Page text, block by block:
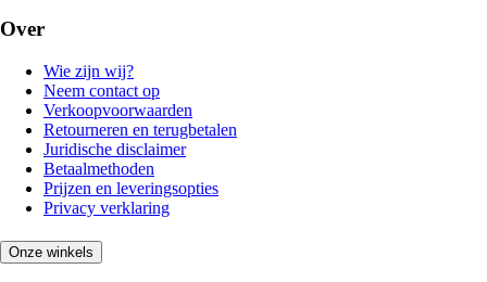
Over
Wie zijn wij?
Neem contact op
Verkoopvoorwaarden
Retourneren en terugbetalen
Juridische disclaimer
Betaalmethoden
Prijzen en leveringsopties
Privacy verklaring
Onze winkels